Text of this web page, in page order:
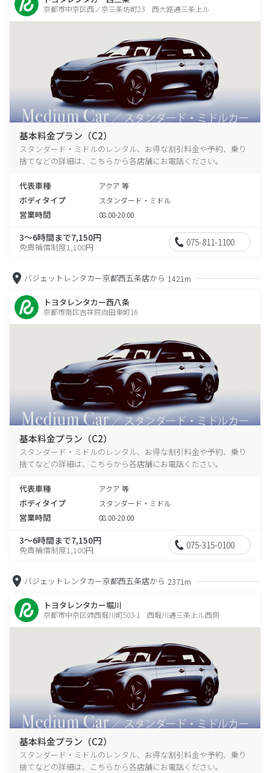
京都市中京区西ノ京三条坊町23 西大路通三条上ル
基本料金プラン（C2）
スタンダード・ミドルのレンタル、お得な割引料金や予約、乗り
捨てなどの詳細は、こちらから各店舗にお電話ください。
代表車種 アクア 等
ボディタイプ スタンダード・ミドル
営業時間 08:00-20:00
3～6時間まで7,150円
免責補償制度1,100円 075-811-1100
バジェットレンタカー京都西五条店から 1421m
トヨタレンタカー西八条
京都市南区吉祥院向田東町16
基本料金プラン（C2）
スタンダード・ミドルのレンタル、お得な割引料金や予約、乗り
捨てなどの詳細は、こちらから各店舗にお電話ください。
代表車種 アクア 等
ボディタイプ スタンダード・ミドル
営業時間 08:00-20:00
3～6時間まで7,150円
免責補償制度1,100円 075-315-0100
バジェットレンタカー京都西五条店から 2371m
トヨタレンタカー堀川
京都市中京区姉西堀川町503-1 西堀川通三条上ル西側
基本料金プラン（C2）
スタンダード・ミドルのレンタル、お得な割引料金や予約、乗り
捨てなどの詳細は、こちらから各店舗にお電話ください。